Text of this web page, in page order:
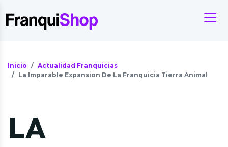
Inicio
Actualidad Franquicias
La Imparable Expansion De La Franquicia Tierra Animal
LA